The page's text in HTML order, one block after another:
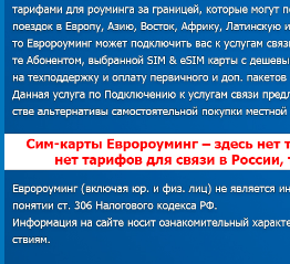
10 локаций в Хорватии для
Престолов
28.06.2019